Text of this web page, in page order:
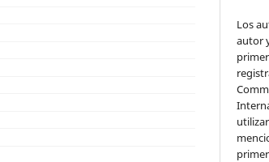
Los
autor